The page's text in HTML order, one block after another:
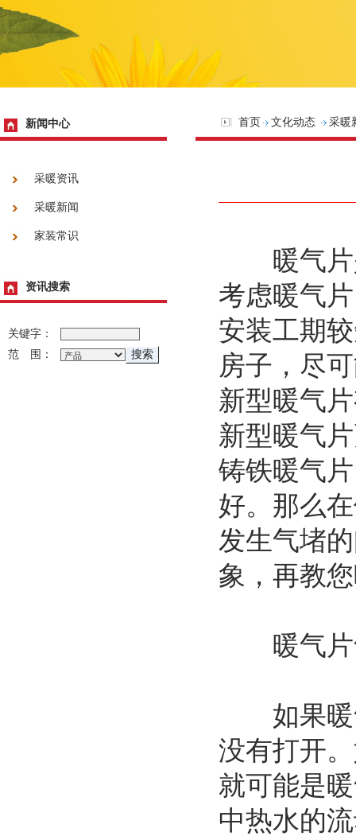
新闻中心
采暖资讯
采暖新闻
家装常识
资讯搜索
关键字：
范 围：
首页 文化动态 采暖
暖气片是
考虑暖气
安装工期
房子，尽
新型暖气
新型暖气
铸铁暖气
好。那么
发生气堵
象，再教
暖气片
如果暖气
没有打开
就可能是
中热水的